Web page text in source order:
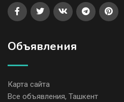
Объявления
Карта сайта
Все объявления, Ташкент